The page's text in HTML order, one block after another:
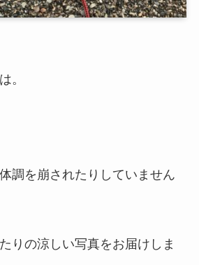
。
調を崩されたりしていません
りの涼しい写真をお届けしま